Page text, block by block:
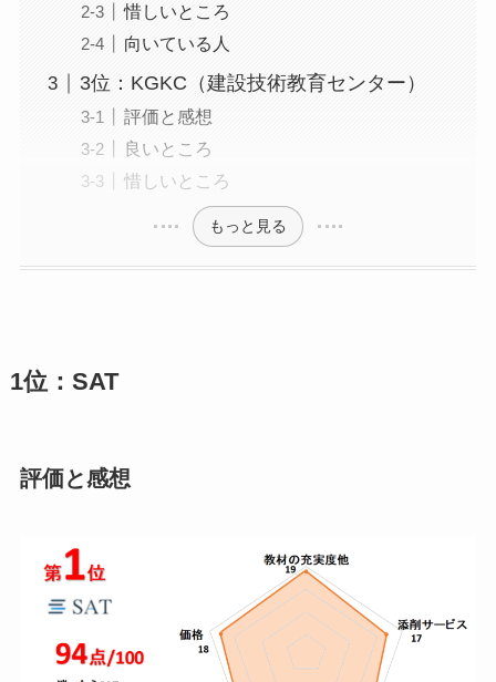
惜しいところ
向いている人
3位：KGKC（建設技術教育センター）
評価と感想
良いところ
惜しいところ
もっと見る
1位：SAT
評価と感想